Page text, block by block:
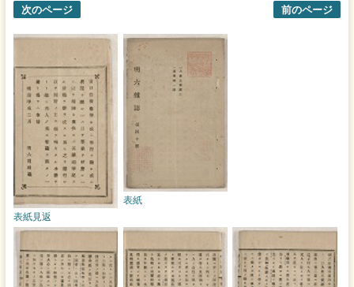
次のページ 前のページ
表紙
表紙見返